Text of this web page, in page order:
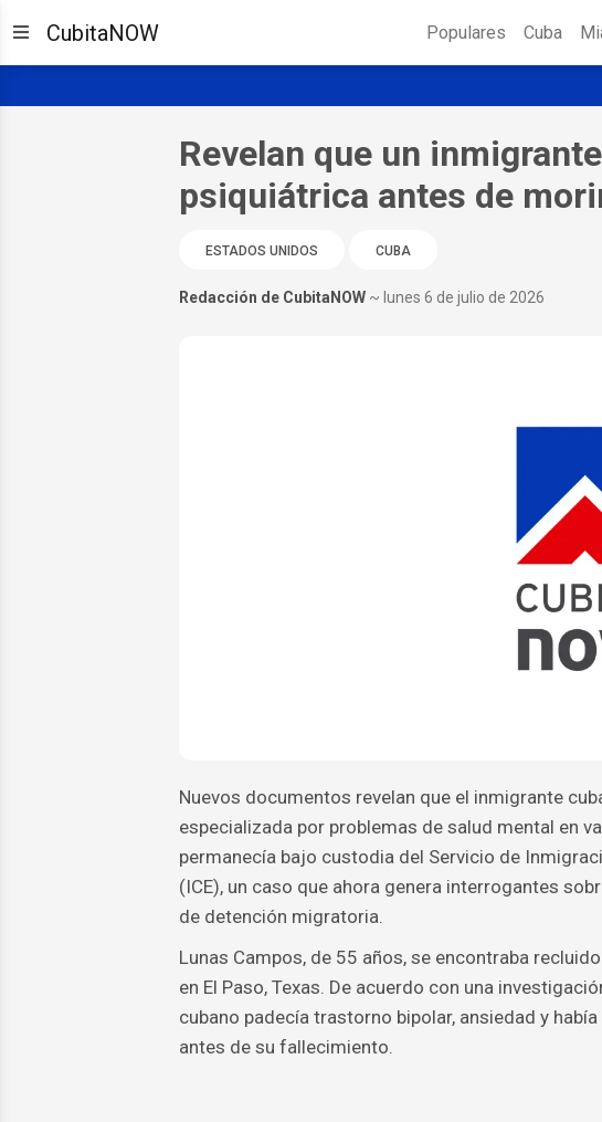
CubitaNOW Populares Cuba
Revelan que un
psiquiátrica antes de
ESTADOS UNIDOS CUBA
Redacción de CubitaNOW ~ lunes 6 de julio de 2026
Nuevos documentos revelan que el inmigrante
especializada por problemas de salud mental en
permanecía bajo custodia del Servicio de
(ICE), un caso que ahora genera interrogantes
de detención migratoria.
Lunas Campos, de 55 años, se encontraba
en El Paso, Texas. De acuerdo con una
cubano padecía trastorno bipolar, ansiedad y
antes de su fallecimiento.